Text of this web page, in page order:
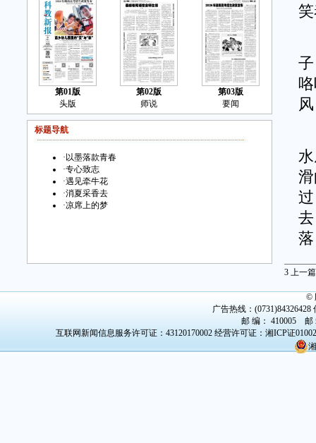
第01版
头版
第02版
师说
第03版
要闻
标题导航
· 以墨落款青春
·专心致志
·遇见牵牛花
·消夏采香去
·凉席上的梦
3 上一篇
©
广告热线：(0731)84326428
邮 编： 410005 邮
互联网新闻信息服务许可证：43120170002 经营许可证：湘ICP证